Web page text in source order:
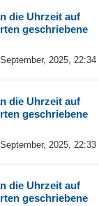
die Uhrzeit auf
geschriebene
2025, 22:34
die Uhrzeit auf
geschriebene
2025, 22:33
die Uhrzeit auf
geschriebene